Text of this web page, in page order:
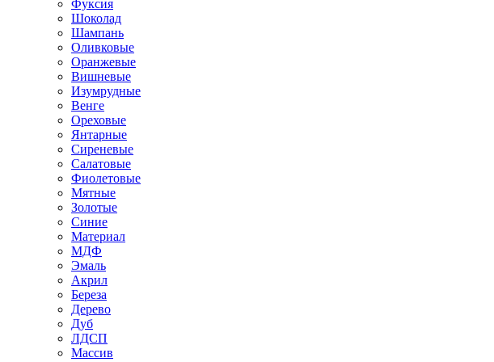
Фуксия
Шоколад
Шампань
Оливковые
Оранжевые
Вишневые
Изумрудные
Венге
Ореховые
Янтарные
Сиреневые
Салатовые
Фиолетовые
Мятные
Золотые
Синие
Материал
МДФ
Эмаль
Акрил
Береза
Дерево
Дуб
ЛДСП
Массив